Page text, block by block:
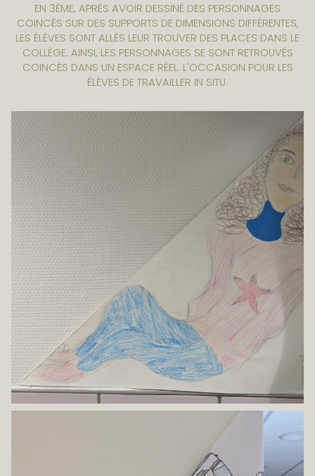
EN 3ÈME, APRÈS AVOIR DESSINÉ DES PERSONNAGES
COINCÉS SUR DES SUPPORTS DE DIMENSIONS DIFFÉRENTES,
LES ÉLÈVES SONT ALLÉS LEUR TROUVER DES PLACES DANS LE
COLLÈGE. AINSI, LES PERSONNAGES SE SONT RETROUVÉS
COINCÉS DANS UN ESPACE RÉEL. L'OCCASION POUR LES
ÉLÈVES DE TRAVAILLER IN SITU.